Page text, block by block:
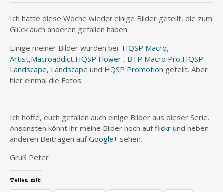
Ich hatte diese Woche wieder einige Bilder geteilt, die zum
Glück auch anderen gefallen haben.
Einige meiner Bilder wurden bei HQSP Macro,
Artist,Macroaddict,HQSP Flower , BTP Macro Pro,HQSP
Landscape, Landscape und HQSP Promotion geteilt. Aber
hier einmal die Fotos:
Ich hoffe, euch gefallen auch einige Bilder aus dieser Serie.
Ansonsten könnt ihr meine Bilder noch aufflickr und neben
anderen Beiträgen aufGoogle+ sehen.
Gruß Peter
Teilen mit: